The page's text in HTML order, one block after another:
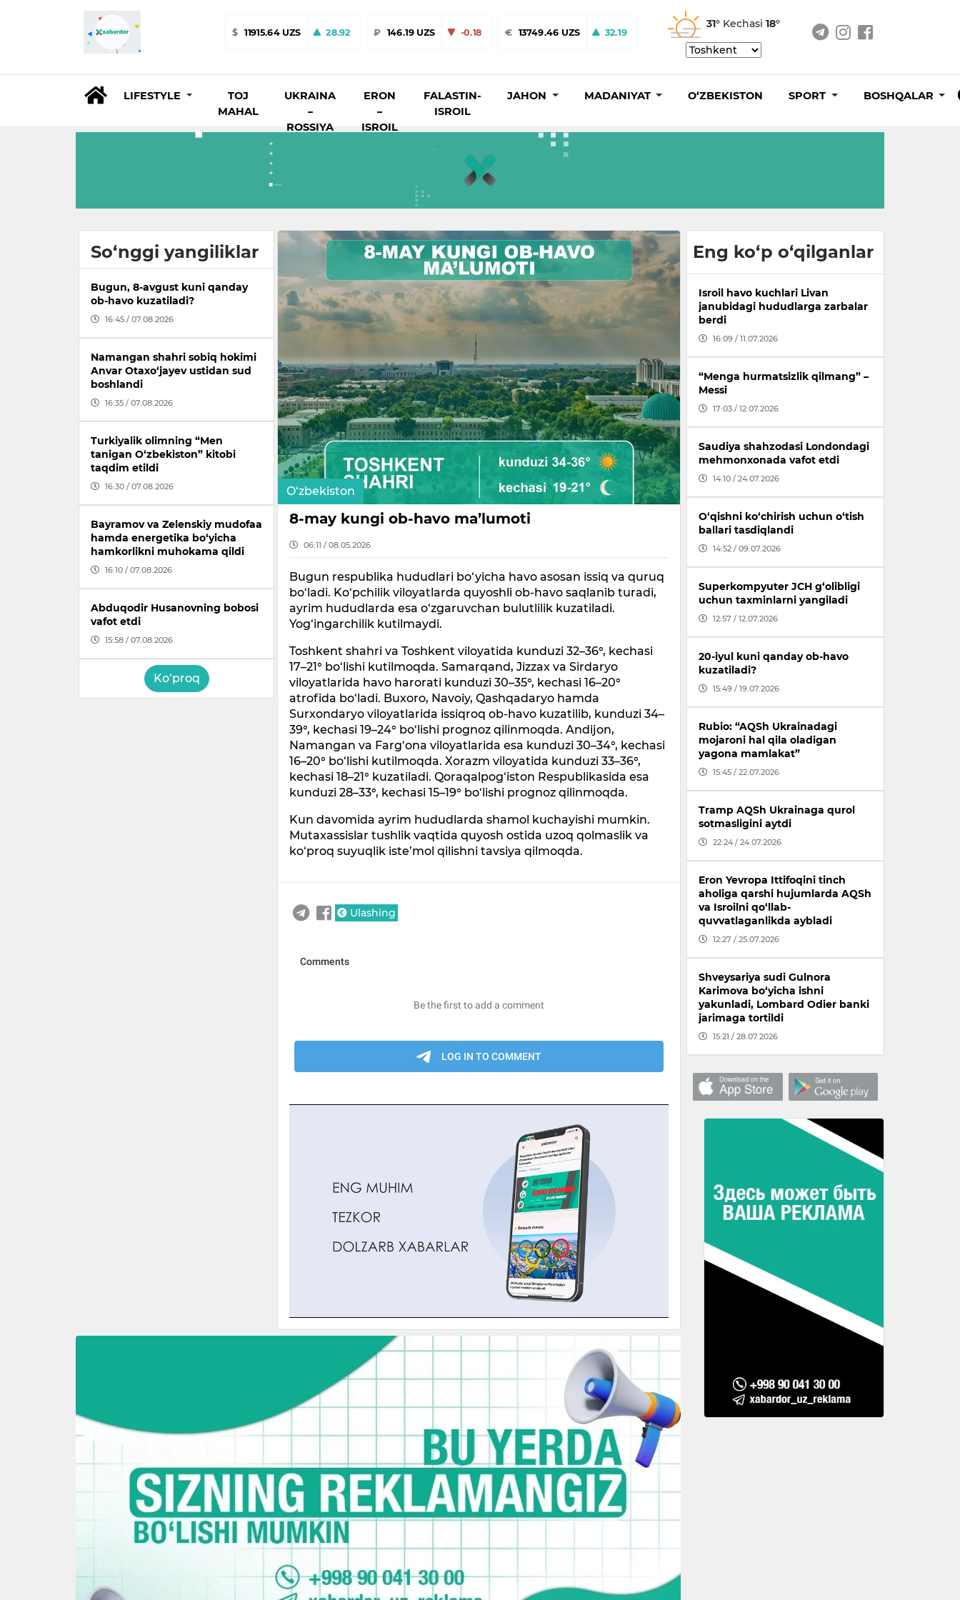
$ 11915.64 UZS 28.92 ₽ 146.19 UZS -0.18 € 13749.46 UZS 32.19
31° Kechasi 18°
LIFESTYLE
TOJ
MAHAL
UKRAINA
–
ROSSIYA
ERON
–
ISROIL
FALASTIN-
ISROIL
JAHON MADANIYAT O‘ZBEKISTON SPORT BOSHQALAR
So‘nggi yangiliklar
Bugun, 8-avgust kuni qanday
ob-havo kuzatiladi?
16:45 / 07.08.2026
Namangan shahri sobiq hokimi
Anvar Otaxo‘jayev ustidan sud
boshlandi
16:35 / 07.08.2026
Turkiyalik olimning “Men
tanigan O‘zbekiston” kitobi
taqdim etildi
16:30 / 07.08.2026
Bayramov va Zelenskiy mudofaa
hamda energetika bo‘yicha
hamkorlikni muhokama qildi
16:10 / 07.08.2026
Abduqodir Husanovning bobosi
vafot etdi
15:58 / 07.08.2026
Ko‘proq
O‘zbekiston
8-may kungi ob-havo ma’lumoti
06:11 / 08.05.2026
Bugun respublika hududlari bo‘yicha havo asosan issiq va quruq
bo‘ladi. Ko‘pchilik viloyatlarda quyoshli ob-havo saqlanib turadi,
ayrim hududlarda esa o‘zgaruvchan bulutlilik kuzatiladi.
Yog‘ingarchilik kutilmaydi.
Toshkent shahri va Toshkent viloyatida kunduzi 32–36°, kechasi
17–21° bo‘lishi kutilmoqda. Samarqand, Jizzax va Sirdaryo
viloyatlarida havo harorati kunduzi 30–35°, kechasi 16–20°
atrofida bo‘ladi. Buxoro, Navoiy, Qashqadaryo hamda
Surxondaryo viloyatlarida issiqroq ob-havo kuzatilib, kunduzi 34–
39°, kechasi 19–24° bo‘lishi prognoz qilinmoqda. Andijon,
Namangan va Farg‘ona viloyatlarida esa kunduzi 30–34°, kechasi
16–20° bo‘lishi kutilmoqda. Xorazm viloyatida kunduzi 33–36°,
kechasi 18–21° kuzatiladi. Qoraqalpog‘iston Respublikasida esa
kunduzi 28–33°, kechasi 15–19° bo‘lishi prognoz qilinmoqda.
Kun davomida ayrim hududlarda shamol kuchayishi mumkin.
Mutaxassislar tushlik vaqtida quyosh ostida uzoq qolmaslik va
ko‘proq suyuqlik iste’mol qilishni tavsiya qilmoqda.
Ulashing
Eng ko‘p o‘qilganlar
Isroil havo kuchlari Livan
janubidagi hududlarga zarbalar
berdi
16:09 / 11.07.2026
“Menga hurmatsizlik qilmang” –
Messi
17:03 / 12.07.2026
Saudiya shahzodasi Londondagi
mehmonxonada vafot etdi
14:10 / 24.07.2026
O‘qishni ko‘chirish uchun o‘tish
ballari tasdiqlandi
14:52 / 09.07.2026
Superkompyuter JCH g‘olibligi
uchun taxminlarni yangiladi
12:57 / 12.07.2026
20-iyul kuni qanday ob-havo
kuzatiladi?
15:49 / 19.07.2026
Rubio: “AQSh Ukrainadagi
mojaroni hal qila oladigan
yagona mamlakat”
15:45 / 22.07.2026
Tramp AQSh Ukrainaga qurol
sotmasligini aytdi
22:24 / 24.07.2026
Eron Yevropa Ittifoqini tinch
aholiga qarshi hujumlarda AQSh
va Isroilni qo‘llab-
quvvatlaganlikda aybladi
12:27 / 25.07.2026
Shveysariya sudi Gulnora
Karimova bo‘yicha ishni
yakunladi, Lombard Odier banki
jarimaga tortildi
15:21 / 28.07.2026